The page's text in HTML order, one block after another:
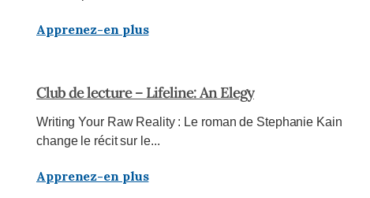
Apprenez-en plus
Club de lecture – Lifeline: An Elegy
Writing Your Raw Reality : Le roman de Stephanie Kain
change le récit sur le...
Apprenez-en plus